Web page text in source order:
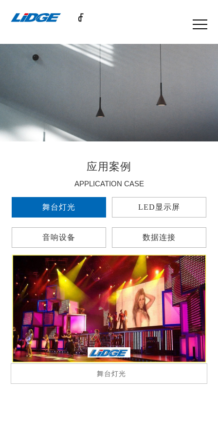
应用案例
APPLICATION CASE
舞台灯光 LED显示屏
音响设备 数据连接
音响插头插座
舞台灯光